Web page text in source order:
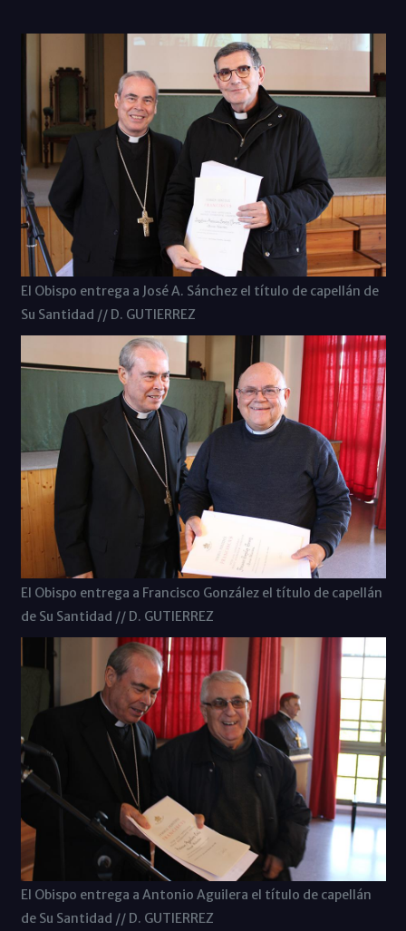
El Obispo entrega a José A. Sánchez el título de capellán de
Su Santidad // D. GUTIERREZ
El Obispo entrega a Francisco González el título de capellán
de Su Santidad // D. GUTIERREZ
El Obispo entrega a Antonio Aguilera el título de capellán
de Su Santidad // D. GUTIERREZ